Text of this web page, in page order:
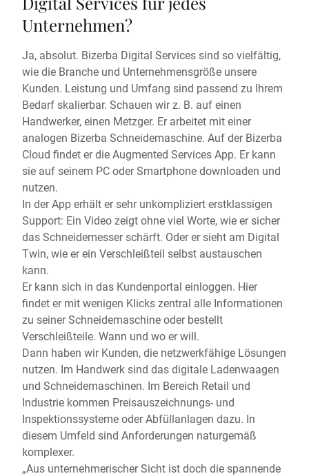
Unternehmen?
Ja, absolut. Bizerba Digital Services sind so vielfältig,
wie die Branche und Unternehmensgröße unsere
Kunden. Leistung und Umfang sind passend zu Ihrem
Bedarf skalierbar. Schauen wir z. B. auf einen
Handwerker, einen Metzger. Er arbeitet mit einer
analogen Bizerba Schneidemaschine. Auf der Bizerba
Cloud findet er die Augmented Services App. Er kann
sie auf seinem PC oder Smartphone downloaden und
nutzen.
In der App erhält er sehr unkompliziert erstklassigen
Support: Ein Video zeigt ohne viel Worte, wie er sicher
das Schneidemesser schärft. Oder er sieht am Digital
Twin, wie er ein Verschleißteil selbst austauschen
kann.
Er kann sich in das Kundenportal einloggen. Hier
findet er mit wenigen Klicks zentral alle Informationen
zu seiner Schneidemaschine oder bestellt
Verschleißteile. Wann und wo er will.
Dann haben wir Kunden, die netzwerkfähige Lösungen
nutzen. Im Handwerk sind das digitale Ladenwaagen
und Schneidemaschinen. Im Bereich Retail und
Industrie kommen Preisauszeichnungs- und
Inspektionssysteme oder Abfüllanlagen dazu. In
diesem Umfeld sind Anforderungen naturgemäß
komplexer.
„Aus unternehmerischer Sicht ist doch die spannende